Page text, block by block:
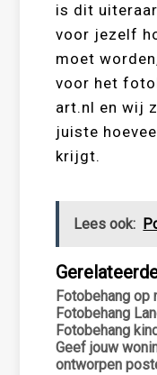
is dit
voor jezelf
moet
voor het
art.nl en wij
juiste
krijgt.
Lees ook:
Fotobehang op
Fotobehang
Fotobehang
Geef jouw
ontworpen